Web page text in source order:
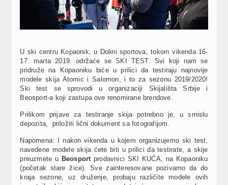
U ski centru Kopaonik, u Dolini sportova, tokom vikenda 16-
17. marta 2019. održaće se SKI TEST. Svi koji nam se
pridruže na Kopaoniku biće u prilici da testiraju najnovije
modele skija Atomic i Salomon, i to za sezonu 2019/2020!
Ski test se sprovodi u organizaciji Skijališta Srbije i
Beosport-a koji zastupa ove renomirane brendove.
Prilikom prijave za testiranje skija potrebno je, u smislu
depozita, priložiti lični dokument sa fotografijom.
Napomena: I nakon vikenda u kojem organizujemo ski test,
navedene modele skija ćete biti u prilici da testirate, a skije
preuzmete u Beosport prodavnici SKI KUĆA, na Kopaoniku
(početak stare žice). Sve zainteresovane pozivamo da do
kraja sezone, uz druženje, probaju različite modele ovih